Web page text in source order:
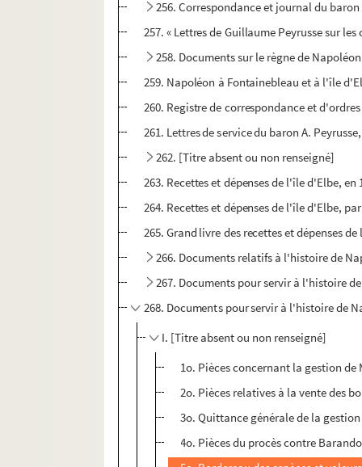
256. Correspondance et journal du
257. « Lettres de Guillaume Peyrusse sur
258. Documents sur le règne de
259. Napoléon à Fontainebleau et à l'île
260. Registre de correspondance et
261. Lettres de service du baron A.
262. [Titre absent ou non renseigné]
263. Recettes et dépenses de l'île d'Elbe, en
264. Recettes et dépenses de l'île d'Elbe,
265. Grand livre des recettes et dépenses
266. Documents relatifs à l'histoire de
267. Documents pour servir à l'histoire
268. Documents pour servir à l'histoire de
I. [Titre absent ou non renseigné]
1o. Pièces concernant la gestion
2o. Pièces relatives à la vente des
3o. Quittance générale de la
4o. Pièces du procès contre